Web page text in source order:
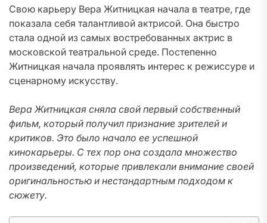
Свою карьеру Вера Житницкая начала в театре, где
показала себя талантливой актрисой. Она быстро
стала одной из самых востребованных актрис в
московской театральной среде. Постепенно
Житницкая начала проявлять интерес к режиссуре и
сценарному искусству.
Вера Житницкая сняла свой первый собственный
фильм, который получил признание зрителей и
критиков. Это было начало ее успешной
кинокарьеры. С тех пор она создала множество
произведений, которые привлекали внимание своей
оригинальностью и нестандартным подходом к
сюжету.